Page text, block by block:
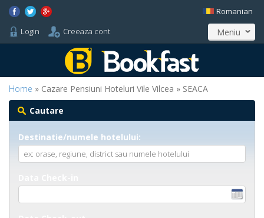
Login Creeaza cont
Romanian
Meniu
Home » Cazare Pensiuni Hoteluri Vile Vilcea » SEACA
Cautare
Destinatie/numele hotelului: